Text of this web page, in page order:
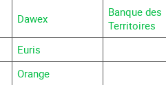
Dawex
Banque des
Territoires
Euris
Orange